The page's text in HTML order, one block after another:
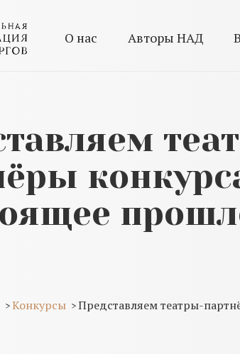
О нас Авторы НАД
>Конкурсы >Представляем театры-